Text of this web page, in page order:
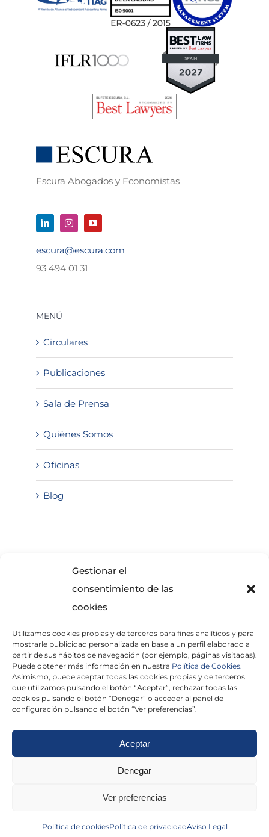
Gestionar el
consentimiento de las
cookies
Utilizamos cookies propias y de terceros para fines analíticos y para
mostrarle publicidad personalizada en base a un perfil elaborado a
partir de sus hábitos de navegación (por ejemplo, páginas visitadas).
Puede obtener más información en nuestra Política de Cookies.
Asimismo, puede aceptar todas las cookies propias y de terceros
que utilizamos pulsando el botón “Aceptar”, rechazar todas las
cookies pulsando el botón “Denegar” o acceder al panel de
configuración pulsando el botón “Ver preferencias”.
Aceptar
Denegar
Ver preferencias
Política de cookiesPolítica de privacidadAviso Legal
Escura Abogados y Economistas
escura@escura.com
93 494 01 31
MENÚ
Circulares
Publicaciones
Sala de Prensa
Quiénes Somos
Oficinas
Blog
He leído y acepto laPolítica de Privacidad
Politica de cookies|Aviso Legal
Madrid|Tarragona